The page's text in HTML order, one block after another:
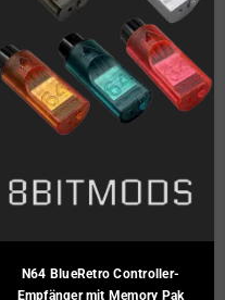
N64 BlueRetro Controller-
Empfänger mit Memory Pak